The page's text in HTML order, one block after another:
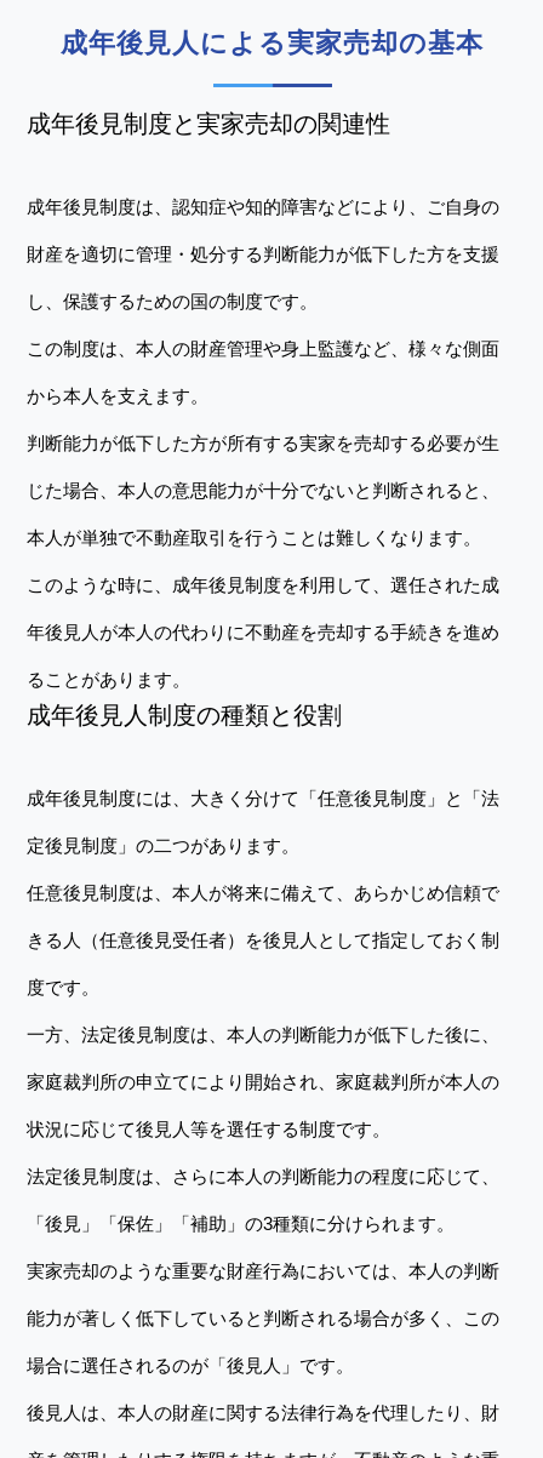
成年後見人による実家売却の基本
成年後見制度と実家売却の関連性
成年後見制度は、認知症や知的障害などにより、ご自身の
財産を適切に管理・処分する判断能力が低下した方を支援
し、保護するための国の制度です。
この制度は、本人の財産管理や身上監護など、様々な側面
から本人を支えます。
判断能力が低下した方が所有する実家を売却する必要が生
じた場合、本人の意思能力が十分でないと判断されると、
本人が単独で不動産取引を行うことは難しくなります。
このような時に、成年後見制度を利用して、選任された成
年後見人が本人の代わりに不動産を売却する手続きを進め
ることがあります。
成年後見人制度の種類と役割
成年後見制度には、大きく分けて「任意後見制度」と「法
定後見制度」の二つがあります。
任意後見制度は、本人が将来に備えて、あらかじめ信頼で
きる人（任意後見受任者）を後見人として指定しておく制
度です。
一方、法定後見制度は、本人の判断能力が低下した後に、
家庭裁判所の申立てにより開始され、家庭裁判所が本人の
状況に応じて後見人等を選任する制度です。
法定後見制度は、さらに本人の判断能力の程度に応じて、
「後見」「保佐」「補助」の3種類に分けられます。
実家売却のような重要な財産行為においては、本人の判断
能力が著しく低下していると判断される場合が多く、この
場合に選任されるのが「後見人」です。
後見人は、本人の財産に関する法律行為を代理したり、財